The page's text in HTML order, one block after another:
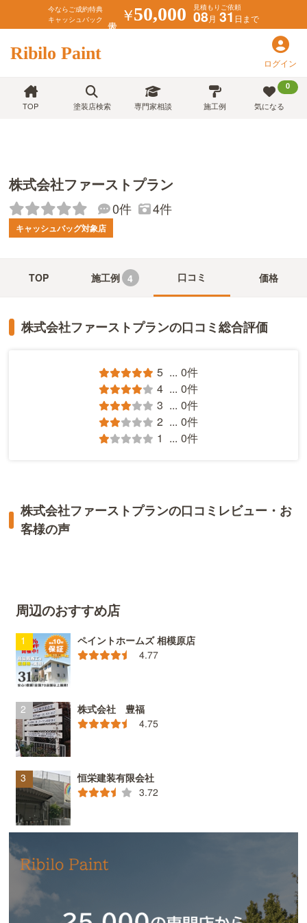
今ならご成約特典
キャッシュバック
￥50,000 見積もりご依頼
08月 31日まで
Ribilo Paint ログイン
TOP 塗装店検索 専門家相談 施工例
0
気になる
株式会社ファーストプラン
0件 4件
キャッシュバッグ対象店
TOP 施工例 4 口コミ 価格
株式会社ファーストプランの口コミ総合評価
5 ... 0件
4 ... 0件
3 ... 0件
2 ... 0件
1 ... 0件
株式会社ファーストプランの口コミレビュー・お
客様の声
周辺のおすすめ店
ペイントホームズ 相模原店
4.77
株式会社 豊福
4.75
恒栄建装有限会社
3.72